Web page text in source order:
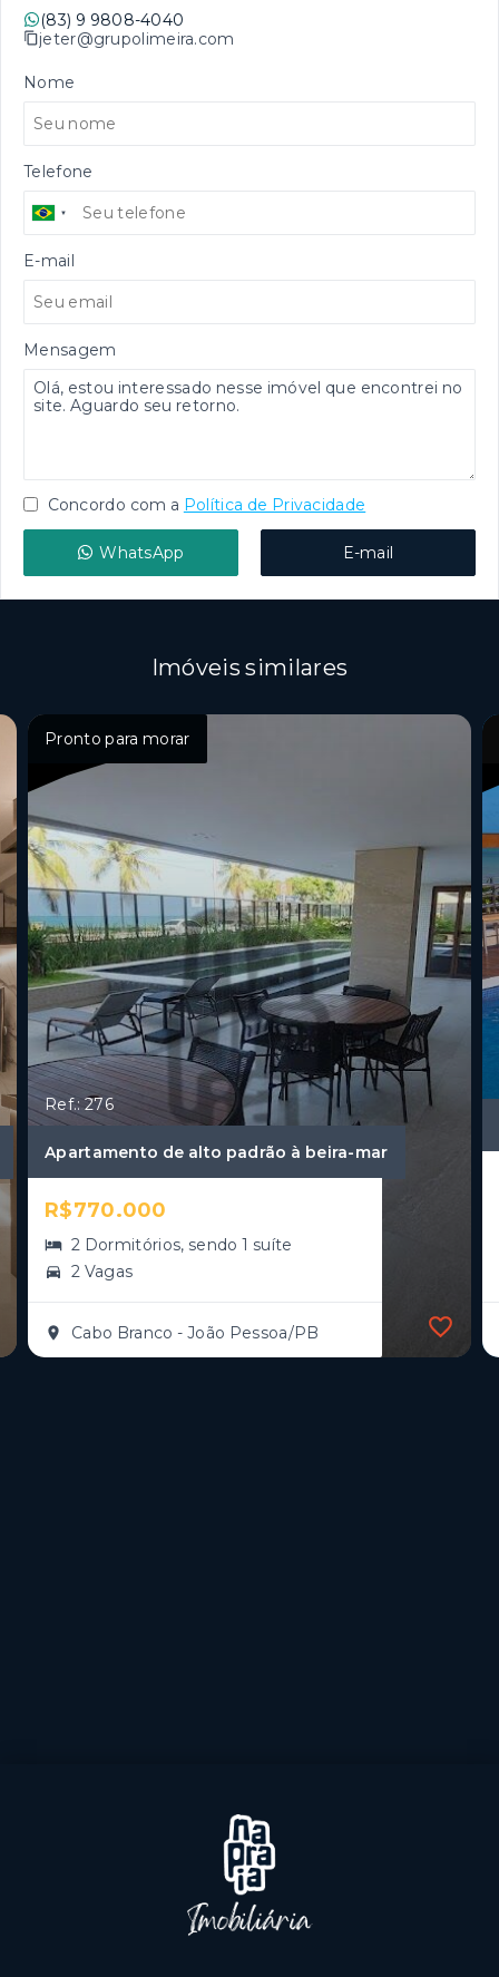
(83) 9 9808-4040
jeter@grupolimeira.com
Nome
Telefone
E-mail
Mensagem
Concordo com a Política de Privacidade
WhatsApp E-mail
Imóveis similares
Pronto para morar
Ref.: 276
Apartamento de alto padrão à beira-mar
R$770.000
2 Dormitórios, sendo 1 suíte
2 Vagas
Cabo Branco - João Pessoa/PB